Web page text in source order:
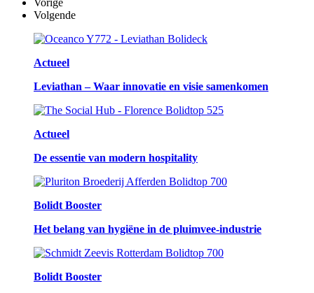
Vorige
Volgende
Actueel
Leviathan – Waar innovatie en visie samenkomen
Actueel
De essentie van modern hospitality
Bolidt Booster
Het belang van hygiëne in de pluimvee-industrie
Bolidt Booster